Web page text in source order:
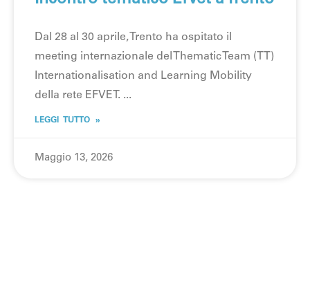
Dal 28 al 30 aprile, Trento ha ospitato il
meeting internazionale del Thematic Team (TT)
Internationalisation and Learning Mobility
della rete EFVET.
LEGGI TUTTO »
Maggio 13, 2026